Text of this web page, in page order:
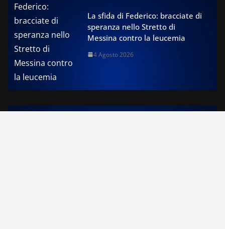
La sfida di Federico: bracciate di
speranza nello Stretto di
Messina contro la leucemia
4 Agosto 2026